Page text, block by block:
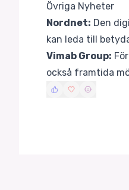
Övriga Nyheter
Nordnet: Den
kan leda till
Vimab Group:
också framtida